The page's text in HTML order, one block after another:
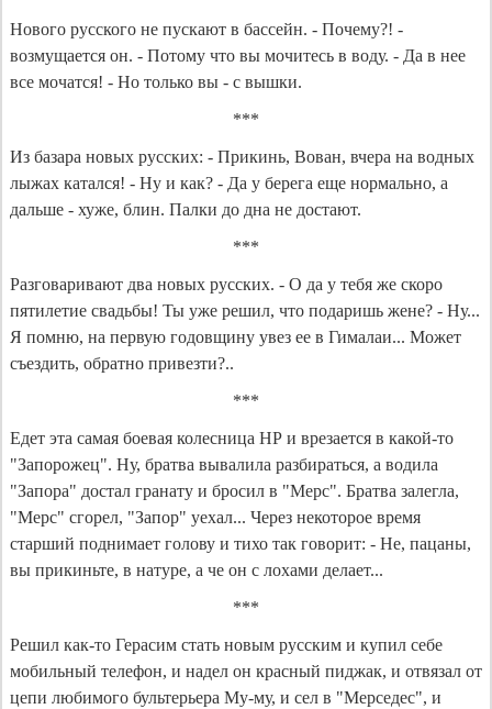
Нового русского не пускают в бассейн. - Почему?! -
возмущается он. - Потому что вы мочитесь в воду. - Да в нее
все мочатся! - Но только вы - с вышки.
***
Из базара новых русских: - Прикинь, Вован, вчера на водных
лыжах катался! - Ну и как? - Да у берега еще нормально, а
дальше - хуже, блин. Палки до дна не достают.
***
Разговаривают два новых русских. - О да у тебя же скоро
пятилетие свадьбы! Ты уже решил, что подаришь жене? - Ну...
Я помню, на первую годовщину увез ее в Гималаи... Может
съездить, обратно привезти?..
***
Едет эта самая боевая колесница НР и врезается в какой-то
"Запорожец". Ну, братва вывалила разбираться, а водила
"Запора" достал гранату и бросил в "Мерс". Братва залегла,
"Мерс" сгорел, "Запор" уехал... Через некоторое время
старший поднимает голову и тихо так говорит: - Не, пацаны,
вы прикиньте, в натуре, а че он с лохами делает...
***
Решил как-то Герасим стать новым русским и купил себе
мобильный телефон, и надел он красный пиджак, и отвязал от
цепи любимого бультерьера Му-му, и сел в "Мерседес", и